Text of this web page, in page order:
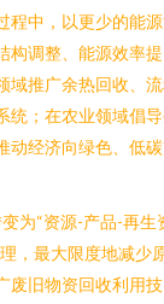
程中，以更少的能
构调整、能源效率提
域推广余热回收、
统；在农业领域倡
动经济向绿色、低
为“资源-产品-再生
，最大限度地减少
废旧物资回收利用技